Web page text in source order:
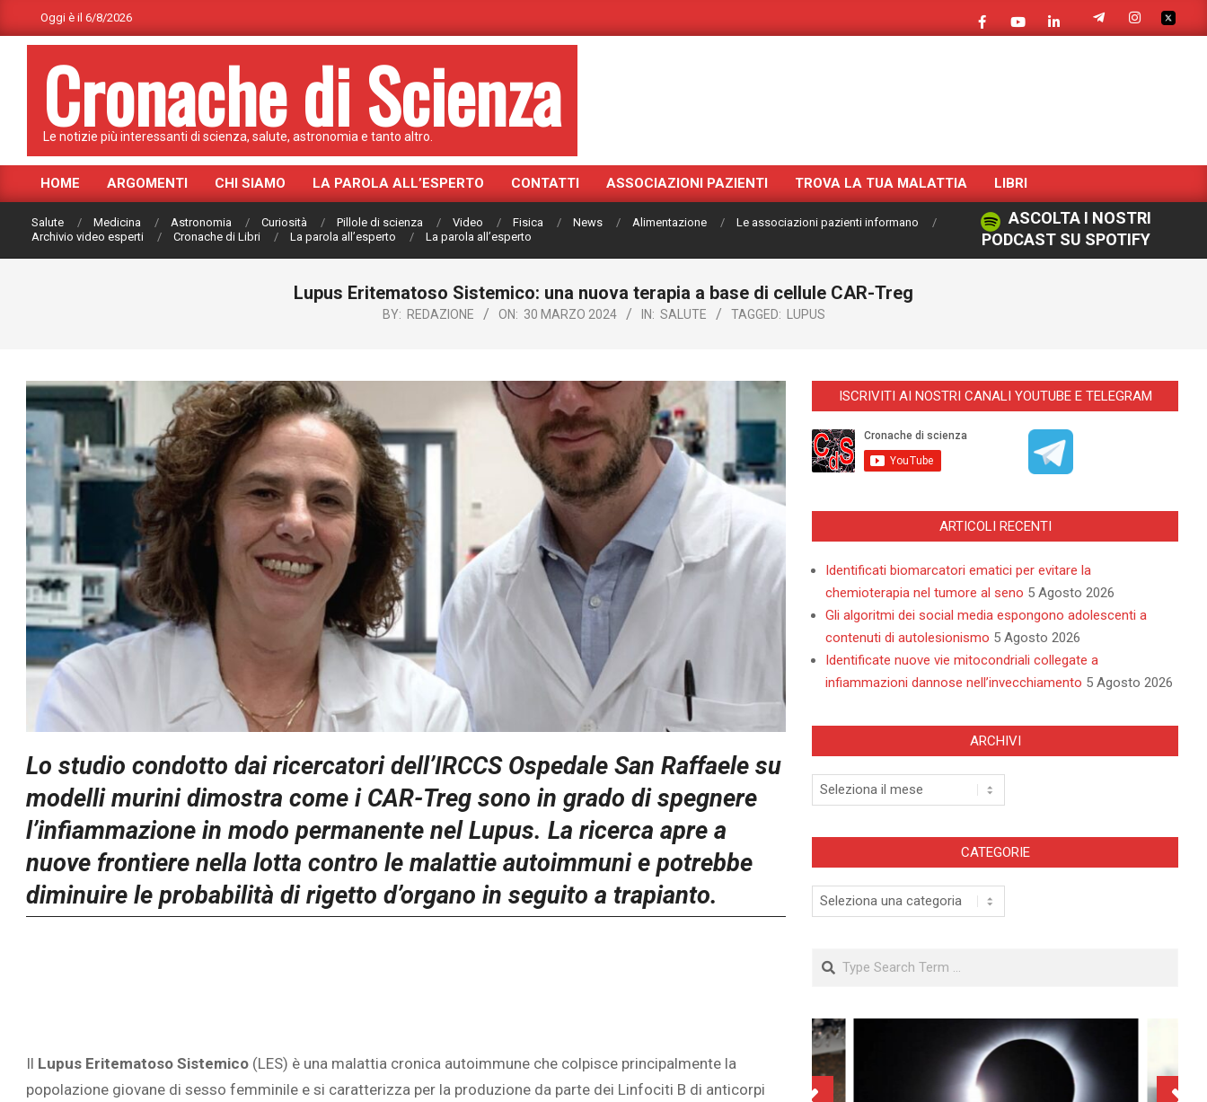
to
Oggi è il 6/8/2026
Cronache di Scienza
Le notizie più interessanti di scienza, salute, astronomia e tanto altro.
Primary
Navigation
Menu
HOME ARGOMENTI CHI SIAMO LA PAROLA ALL’ESPERTO CONTATTI ASSOCIAZIONI PAZIENTI TROVA LA TUA MALATTIA LIBRI
Salute Medicina Astronomia Curiosità Pillole di scienza Video Fisica News Alimentazione
Le associazioni pazienti informano
Archivio video esperti
Cronache di Libri La parola all’esperto La parola all’esperto
ASCOLTA I NOSTRI
PODCAST SU SPOTIFY
Lupus Eritematoso Sistemico: una nuova terapia a base di cellule CAR-Treg
BY: REDAZIONE ON: 30 MARZO 2024 IN: SALUTE TAGGED: LUPUS
Lo studio condotto dai ricercatori dell’IRCCS Ospedale San Raffaele su
modelli murini dimostra come i CAR-Treg sono in grado di spegnere
l’infiammazione in modo permanente nel Lupus. La ricerca apre a
nuove frontiere nella lotta contro le malattie autoimmuni e potrebbe
diminuire le probabilità di rigetto d’organo in seguito a trapianto.
Il Lupus Eritematoso Sistemico (LES) è una malattia cronica autoimmune che colpisce principalmente la
popolazione giovane di sesso femminile e si caratterizza per la produzione da parte dei Linfociti B di anticorpi
ISCRIVITI AI NOSTRI CANALI YOUTUBE E TELEGRAM
ARTICOLI RECENTI
Identificati biomarcatori ematici per evitare la
chemioterapia nel tumore al seno 5 Agosto 2026
Gli algoritmi dei social media espongono adolescenti a
contenuti di autolesionismo 5 Agosto 2026
Identificate nuove vie mitocondriali collegate a
infiammazioni dannose nell’invecchiamento 5 Agosto 2026
ARCHIVI
Archivi
CATEGORIE
Categorie
Search
ECLISSE TOTALE DEL 12